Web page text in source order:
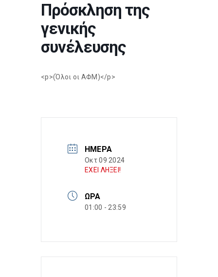
Πρόσκληση της
γενικής
συνέλευσης
<p>(Όλοι οι ΑΦΜ)</p>
ΗΜΈΡΑ
Οκτ 09 2024
ΕΧΕΙ ΛΗΞΕΙ!
ΏΡΑ
01:00 - 23:59